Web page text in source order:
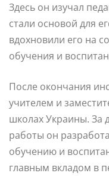
Здесь он изучал
стали основой для
вдохновили его на
обучения и
После окончания
учителем и
школах Украины. За
работы он
обучению и
главным вкладом в